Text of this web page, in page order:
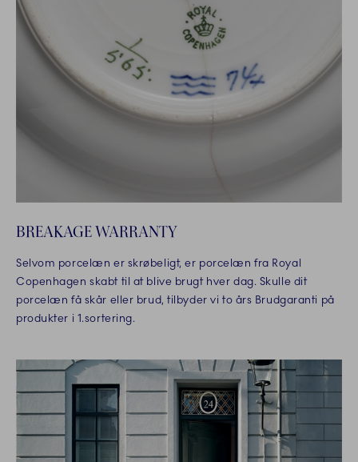
BREAKAGE WARRANTY
Selvom porcelæn er skrøbeligt, er porcelæn fra Royal
Copenhagen skabt til at blive brugt hver dag. Skulle dit
porcelæn få skår eller brud, tilbyder vi to års Brudgaranti på
produkter i 1.sortering.